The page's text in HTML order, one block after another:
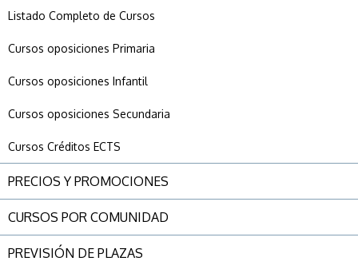
Listado Completo de Cursos
Cursos oposiciones Primaria
Cursos oposiciones Infantil
Cursos oposiciones Secundaria
Cursos Créditos ECTS
PRECIOS Y PROMOCIONES
CURSOS POR COMUNIDAD
PREVISIÓN DE PLAZAS